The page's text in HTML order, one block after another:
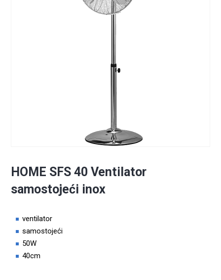
HOME SFS 40 Ventilator
samostojeći inox
ventilator
samostojeći
50W
40cm